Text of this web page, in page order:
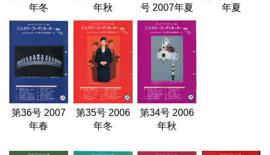
年冬
年秋
号 2007年夏
年夏
第36号 2007
年春
第35号 2006
年冬
第34号 2006
年秋